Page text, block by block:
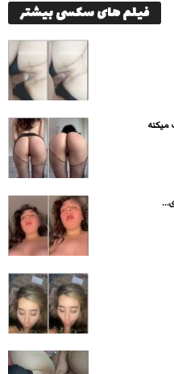
فیلم های سکسی بیشتر
میکنه